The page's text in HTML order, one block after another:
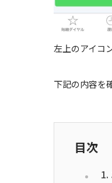
左上のアイコ
下記の内容を
目次
1.